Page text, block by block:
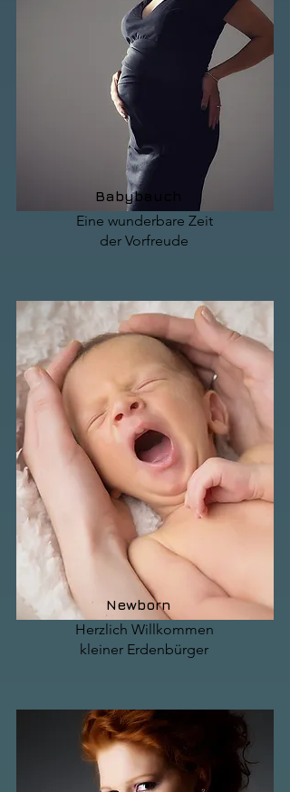
Babybauch
Eine wunderbare Zeit
der Vorfreude
Newborn
Herzlich Willkommen
kleiner Erdenbürger